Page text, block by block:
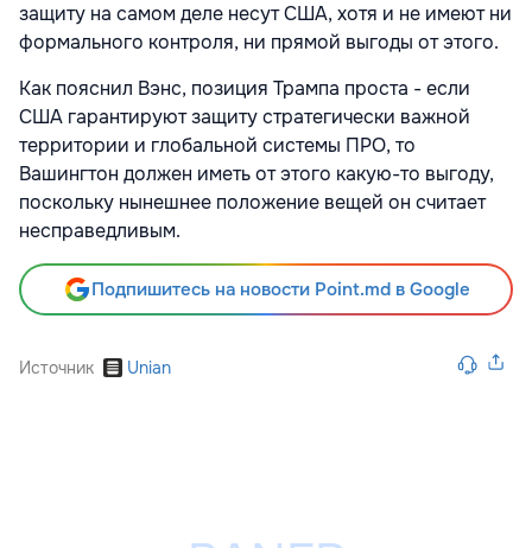
защиту на самом деле несут США, хотя и не имеют ни
формального контроля, ни прямой выгоды от этого.
Как пояснил Вэнс, позиция Трампа проста - если
США гарантируют защиту стратегически важной
территории и глобальной системы ПРО, то
Вашингтон должен иметь от этого какую-то выгоду,
поскольку нынешнее положение вещей он считает
несправедливым.
Подпишитесь на новости Point.md в Google
Источник Unian